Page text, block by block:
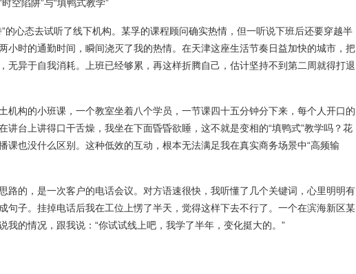
空陷阱”与“填鸭式教学”
的心态去试听了线下机构。某孚的课程顾问确实热情，但一听说下班后还要穿越半
小时的通勤时间，瞬间浇灭了我的热情。在天津这座生活节奏日益加快的城市，把
无异于自我消耗。上班已经够累，再这样折腾自己，估计坚持不到第二周就得打退
机构的小班课，一个教室坐着八个学员，一节课四十五分钟分下来，每个人开口的
讲台上讲得口干舌燥，我坐在下面昏昏欲睡，这不就是变相的“填鸭式”教学吗？花
课也没什么区别。这种低效的互动，根本无法满足我在真实商务场景中“高频输
路的，是一次客户的电话会议。对方语速很快，我听懂了几个关键词，心里明明有
句子。挂掉电话后我在工位上愣了半天，觉得这样下去不行了。一个在滨海新区某
我的情况，跟我说：“你试试线上吧，我学了半年，变化挺大的。”